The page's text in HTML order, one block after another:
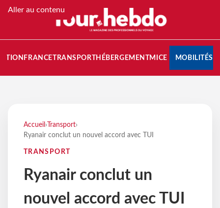
Aller au contenu
FRANCETRANSPORT HÉBERGEMENTMICE MOBILITÉS
Accueil › Transport›
Ryanair conclut un nouvel accord avec TUI
TRANSPORT
Ryanair conclut un
nouvel accord avec TUI